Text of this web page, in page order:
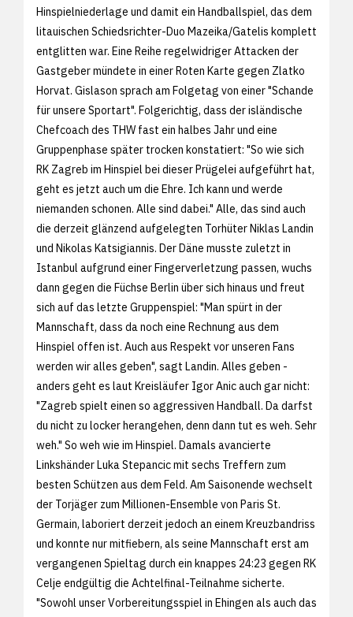
Hinspielniederlage und damit ein Handballspiel, das dem
litauischen Schiedsrichter-Duo Mazeika/Gatelis komplett
entglitten war. Eine Reihe regelwidriger Attacken der
Gastgeber mündete in einer Roten Karte gegen Zlatko
Horvat. Gislason sprach am Folgetag von einer "Schande
für unsere Sportart". Folgerichtig, dass der isländische
Chefcoach des THW fast ein halbes Jahr und eine
Gruppenphase später trocken konstatiert: "So wie sich
RK Zagreb im Hinspiel bei dieser Prügelei aufgeführt hat,
geht es jetzt auch um die Ehre. Ich kann und werde
niemanden schonen. Alle sind dabei." Alle, das sind auch
die derzeit glänzend aufgelegten Torhüter Niklas Landin
und Nikolas Katsigiannis. Der Däne musste zuletzt in
Istanbul aufgrund einer Fingerverletzung passen, wuchs
dann gegen die Füchse Berlin über sich hinaus und freut
sich auf das letzte Gruppenspiel: "Man spürt in der
Mannschaft, dass da noch eine Rechnung aus dem
Hinspiel offen ist. Auch aus Respekt vor unseren Fans
werden wir alles geben", sagt Landin. Alles geben -
anders geht es laut Kreisläufer Igor Anic auch gar nicht:
"Zagreb spielt einen so aggressiven Handball. Da darfst
du nicht zu locker herangehen, denn dann tut es weh. Sehr
weh." So weh wie im Hinspiel. Damals avancierte
Linkshänder Luka Stepancic mit sechs Treffern zum
besten Schützen aus dem Feld. Am Saisonende wechselt
der Torjäger zum Millionen-Ensemble von Paris St.
Germain, laboriert derzeit jedoch an einem Kreuzbandriss
und konnte nur mitfiebern, als seine Mannschaft erst am
vergangenen Spieltag durch ein knappes 24:23 gegen RK
Celje endgültig die Achtelfinal-Teilnahme sicherte.
"Sowohl unser Vorbereitungsspiel in Ehingen als auch das